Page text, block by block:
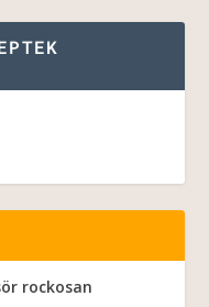
rockosan